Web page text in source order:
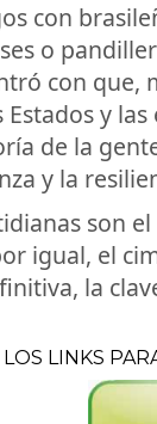
con
o
con que,
y
de la
y la
son
igual, el
la
LINKS